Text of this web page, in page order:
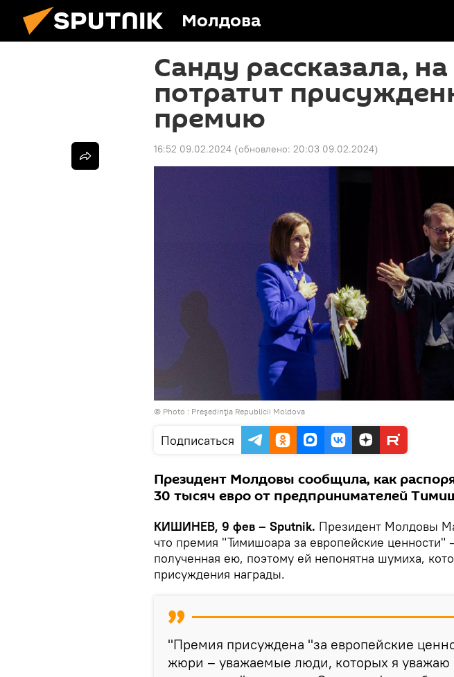
Молдова
Санду рассказала,
потратит
премию
16:52 09.02.2024 (обновлено: 20:03 09.02.2024)
© Photo : Preşedinţia Republicii Moldova
Подписаться
Президент Молдовы сообщила, как
30 тысяч евро от предпринимателей
КИШИНЕВ, 9 фев – Sputnik. Президент Молдовы
что премия "Тимишоара за европейские ценности"
полученная ею, поэтому ей непонятна шумиха,
присуждения награды.
"Премия присуждена "за европейские
жюри – уважаемые люди, которых я уважаю